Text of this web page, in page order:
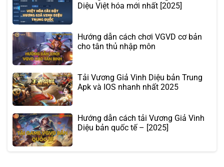
Diệu Việt hóa mới nhất [2025]
Hướng dẫn cách chơi VGVD cơ bản
cho tân thủ nhập môn
Tải Vương Giả Vinh Diệu bản Trung
Apk và IOS nhanh nhất 2025
Hướng dẫn cách tải Vương Giả Vinh
Diệu bản quốc tế – [2025]